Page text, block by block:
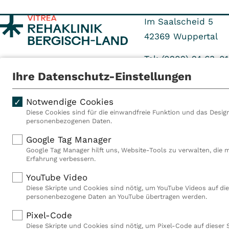
Im Saalscheid 5
42369 Wuppertal
Tel: (0202) 24 63-01
Fax: (0202) 24 63-19
Rahmen der Gruppe
Akutkliniken, acht
(MVZ), neun
Deutschland über 9.000
Ihre Datenschutz-Einstellungen
Notwendige Cookies
Diese Cookies sind für die einwandfreie Funktion und das
personenbezogenen Daten.
Google Tag Manager
Google Tag Manager hilft uns, Website-Tools zu verwalten, die
Erfahrung verbessern.
YouTube Video
Diese Skripte und Cookies sind nötig, um YouTube Videos auf
personenbezogene Daten an YouTube übertragen werden.
Pixel-Code
Diese Skripte und Cookies sind nötig, um Pixel-Code auf dieser